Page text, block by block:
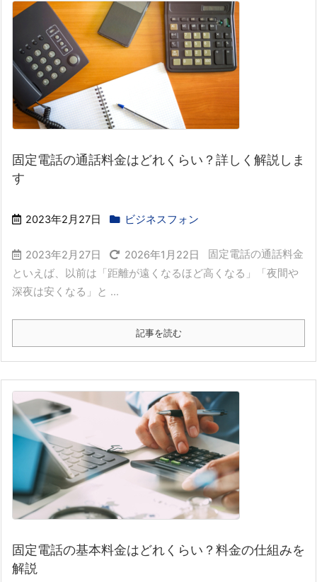
固定電話の通話料金はどれくらい？詳しく解説しま
す
2023年2月27日 ビジネスフォン
2023年2月27日 2026年1月22日
固定電話の通話料金
といえば、以前は「距離が遠くなるほど高くなる」「夜間や
深夜は安くなる」と ...
記事を読む
固定電話の基本料金はどれくらい？料金の仕組みを
解説